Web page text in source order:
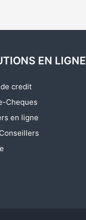
EN LIGNE
credit
Cheques
en ligne